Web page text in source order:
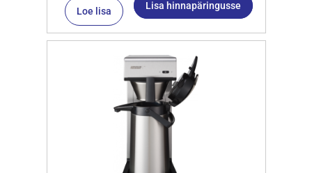
Loe lisa Lisa hinnapäringusse